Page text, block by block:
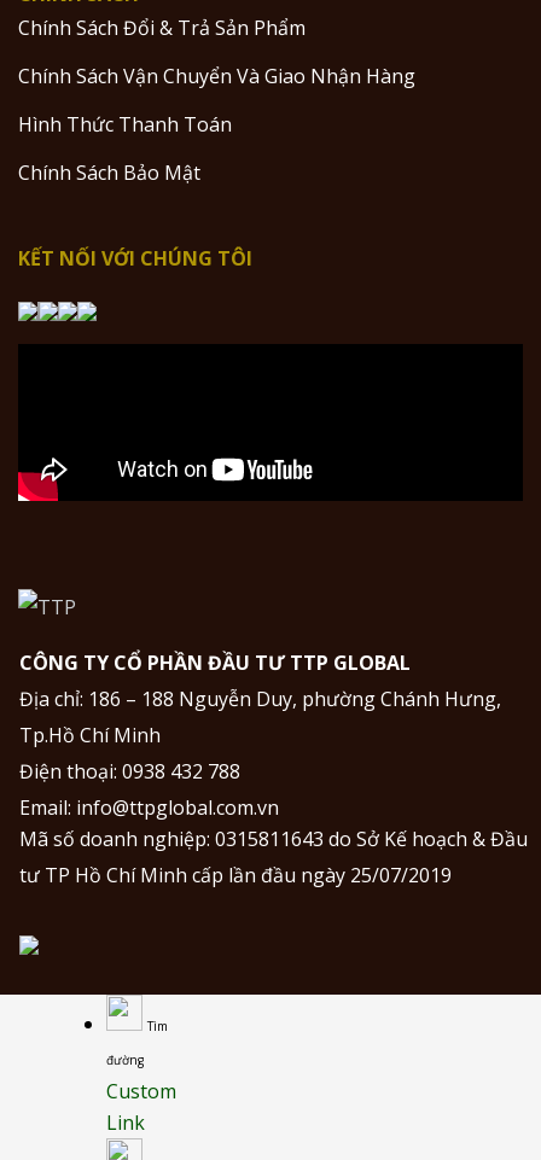
Chính Sách Đổi & Trả Sản Phẩm
Chính Sách Vận Chuyển Và Giao Nhận Hàng
Hình Thức Thanh Toán
Chính Sách Bảo Mật
KẾT NỐI VỚI CHÚNG TÔI
CÔNG TY CỔ PHẦN ĐẦU TƯ TTP GLOBAL
Địa chỉ: 186 – 188 Nguyễn Duy, phường Chánh Hưng,
Tp.Hồ Chí Minh
Điện thoại: 0938 432 788
Email: info@ttpglobal.com.vn
Mã số doanh nghiệp: 0315811643 do Sở Kế hoạch & Đầu
tư TP Hồ Chí Minh cấp lần đầu ngày 25/07/2019
Tìm
đường
Custom
Link